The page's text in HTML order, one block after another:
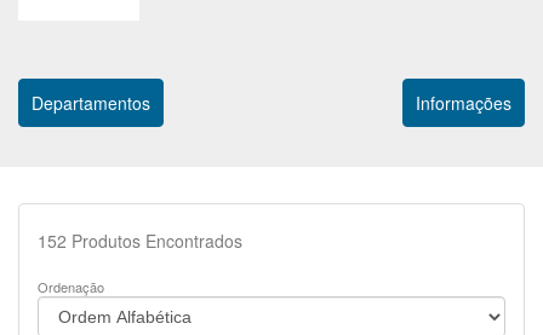
Departamentos Informações
152 Produtos Encontrados
Ordenação